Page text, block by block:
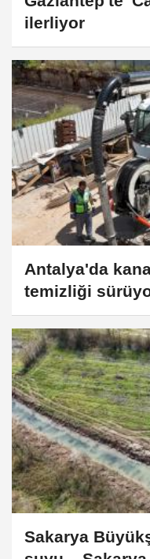
ilerliyor
Antalya'da
temizliği
Sakarya